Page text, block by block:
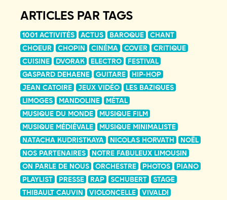
ARTICLES PAR TAGS
1001 ACTIVITÉS ACTUS BAROQUE
CHANT
CHOEUR
CHOPIN CINÉMA COVER
CRITIQUE
CUISINE
DVORAK ELECTRO
FESTIVAL
GASPARD DEHAENE
GUITARE
HIP-HOP
JEAN CATOIRE
JEUX VIDÉO
LES BAZIQUES
LIMOGES
MANDOLINE
MÉTAL
MUSIQUE DU MONDE
MUSIQUE FILM
MUSIQUE MÉDIÉVALE
MUSIQUE MINIMALISTE
NATACHA KUDRISTKAYA
NICOLAS HORVATH
NOËL
NOS PARTENAIRES
NOTRE FABULEUX LIMOUSIN
ON PARLE DE NOUS
ORCHESTRE PHOTOS
PIANO
PLAYLIST
PRESSE RAP SCHUBERT
STAGE
THIBAULT CAUVIN
VIOLONCELLE VIVALDI